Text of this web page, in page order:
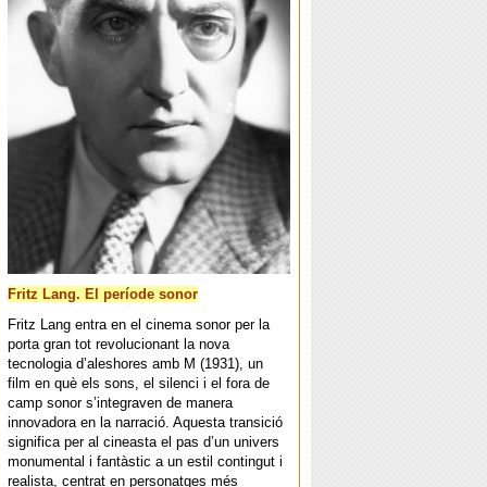
Fritz Lang. El període sonor
Fritz Lang entra en el cinema sonor per la
porta gran tot revolucionant la nova
tecnologia d’aleshores amb M (1931), un
film en què els sons, el silenci i el fora de
camp sonor s’integraven de manera
innovadora en la narració. Aquesta transició
significa per al cineasta el pas d’un univers
monumental i fantàstic a un estil contingut i
realista, centrat en personatges més